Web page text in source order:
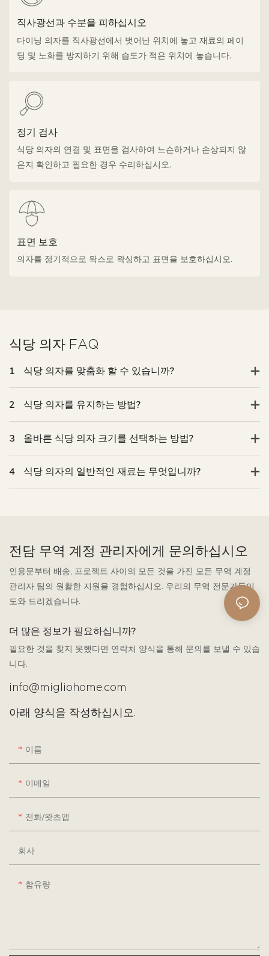
직사광선과 수분을 피하십시오
다이닝 의자를 직사광선에서 벗어난 위치에 놓고 재료의 페이
딩 및 노화를 방지하기 위해 습도가 적은 위치에 놓습니다.
정기 검사
식당 의자의 연결 및 표면을 검사하여 느슨하거나 손상되지 않
은지 확인하고 필요한 경우 수리하십시오.
표면 보호
의자를 정기적으로 왁스로 왁싱하고 표면을 보호하십시오.
식당 의자 FAQ
1 식당 의자를 맞춤화 할 수 있습니까?
2 식당 의자를 유지하는 방법?
3 올바른 식당 의자 크기를 선택하는 방법?
4 식당 의자의 일반적인 재료는 무엇입니까?
전담 무역 계정 관리자에게 문의하십시오
인용문부터 배송, 프로젝트 사이의 모든 것을 가진 모든 무역 계정
관리자 팀의 원활한 지원을 경험하십시오. 우리의 무역 전문가들이
도와 드리겠습니다.
더 많은 정보가 필요하십니까?
필요한 것을 찾지 못했다면 연락처 양식을 통해 문의를 보낼 수 있습
니다.
info@migliohome.com
아래 양식을 작성하십시오.
이름
이메일
전화/왓츠앱
회사
함유량